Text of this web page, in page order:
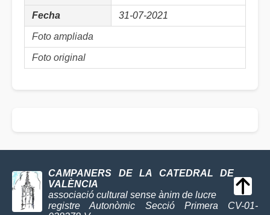
Fecha 31-07-2021
Foto ampliada
Foto original
CAMPANERS DE LA CATEDRAL DE
VALÈNCIA
associació cultural sense ànim de lucre
registre Autonòmic Secció Primera CV-01-